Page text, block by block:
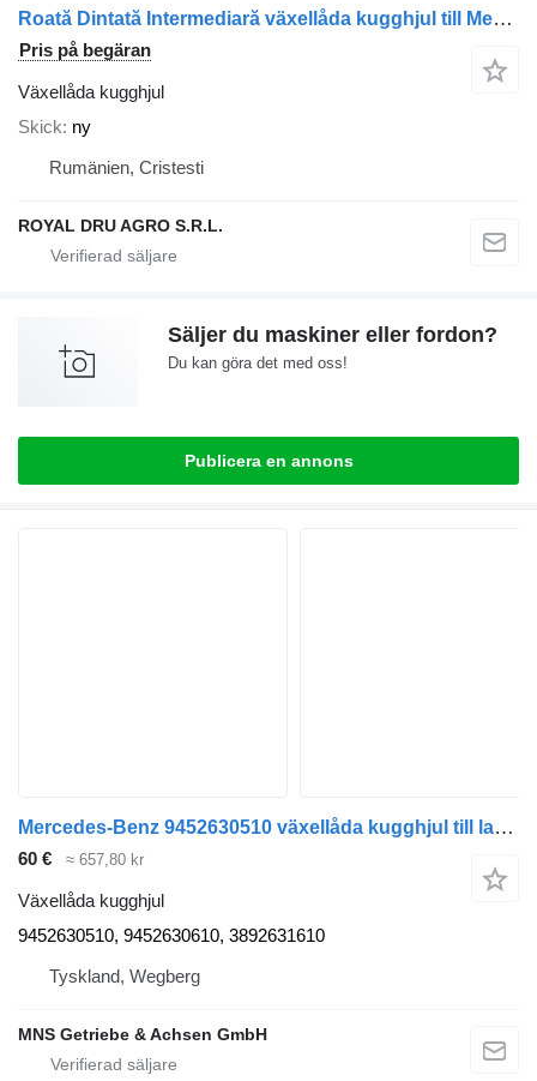
Roată Dintată Intermediară växellåda kugghjul till Mercedes-Benz 4421300530 / A4421300530 / A4031300030 / 4031300030 lastbil
Pris på begäran
Växellåda kugghjul
Skick ny
Rumänien, Cristesti
ROYAL DRU AGRO S.R.L.
Säljer du maskiner eller fordon?
Du kan göra det med oss!
Publicera en annons
Mercedes-Benz 9452630510 växellåda kugghjul till lastbil
60 € ≈ 657,80 kr
Växellåda kugghjul
9452630510, 9452630610, 3892631610
Tyskland, Wegberg
MNS Getriebe & Achsen GmbH